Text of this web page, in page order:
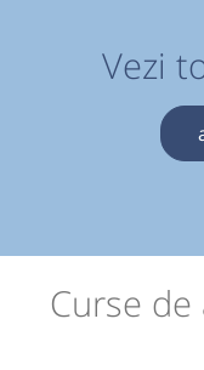
Vezi
Curse